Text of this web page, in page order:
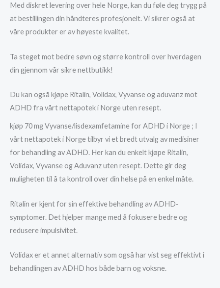
Med diskret levering over hele Norge, kan du føle deg trygg på
at bestillingen din håndteres profesjonelt. Vi sikrer også at
våre produkter er av høyeste kvalitet.
Ta steget mot bedre søvn og større kontroll over hverdagen
din gjennom vår sikre nettbutikk!
Du kan også kjøpe Ritalin, Volidax, Vyvanse og aduvanz mot
ADHD fra vårt nettapotek i Norge uten resept.
kjøp 70 mg Vyvanse/lisdexamfetamine for ADHD i Norge ; I
vårt nettapotek i Norge tilbyr vi et bredt utvalg av medisiner
for behandling av ADHD. Her kan du enkelt kjøpe Ritalin,
Volidax, Vyvanse og Aduvanz uten resept. Dette gir deg
muligheten til å ta kontroll over din helse på en enkel måte.
Ritalin er kjent for sin effektive behandling av ADHD-
symptomer. Det hjelper mange med å fokusere bedre og
redusere impulsivitet.
Volidax er et annet alternativ som også har vist seg effektivt i
behandlingen av ADHD hos både barn og voksne.